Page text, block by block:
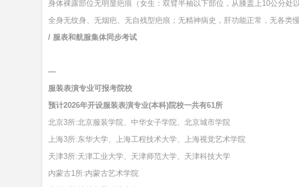
身体裸露部位无明显疤痕（女生：双臂半袖以下部位，从膝盖上10公分
全身无纹身、无烟疤、无自残型疤痕；无精神病史，肝功能正常，无各类慢
/ 服表和航服集体同步考试
—
服装表演专业可报考院校
预计2026年开设服装表演专业(本科)院校一共有61所
北京3所:北京服装学院、中华女子学院、北京城市学院
上海3所:东华大学、上海工程技术大学、上海视觉艺术学院
天津3所:天津工业大学、天津师范大学、天津科技大学
内蒙古1所:内蒙古艺术学院